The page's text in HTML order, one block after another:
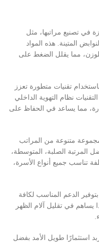
في تصنيع مراتبها، مثل
المتينة. هذه المواد
مما يقلل الضغط على
تقنيات متطورة تعزز
نظام التهوية الداخلي
مما يساعد في الحفاظ على
متنوعة من المراتب
المرتبة الصلبة، المتوسطة،
تناسب جميع أنواع الأسرة،
الدعم المناسب لكافة
في تقليل آلام الظهر
استثمارًا طويل الأمد بفضل